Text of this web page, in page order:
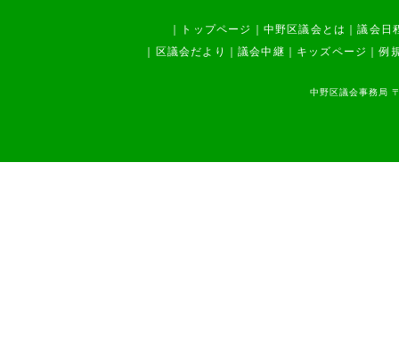
トップページ 中野区議会とは ｜議会日
区議会だより ｜議会中継 キッズページ ｜例
中野区議会事務局